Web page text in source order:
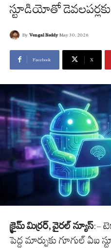
స్టూడియోతో
By Vengal Reddy May 30, 2026
Facebook X
క్రైమ్ మిర్రర్, వైరల్ న్యూస్:-
పెద్ద మార్పుకు గూగుల్ ఏఐ